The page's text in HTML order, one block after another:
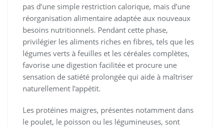
pas d’une simple restriction calorique, mais d’une
réorganisation alimentaire adaptée aux nouveaux
besoins nutritionnels. Pendant cette phase,
privilégier les aliments riches en fibres, tels que les
légumes verts à feuilles et les céréales complètes,
favorise une digestion facilitée et procure une
sensation de satiété prolongée qui aide à maîtriser
naturellement l’appétit.
Les protéines maigres, présentes notamment dans
le poulet, le poisson ou les légumineuses, sont